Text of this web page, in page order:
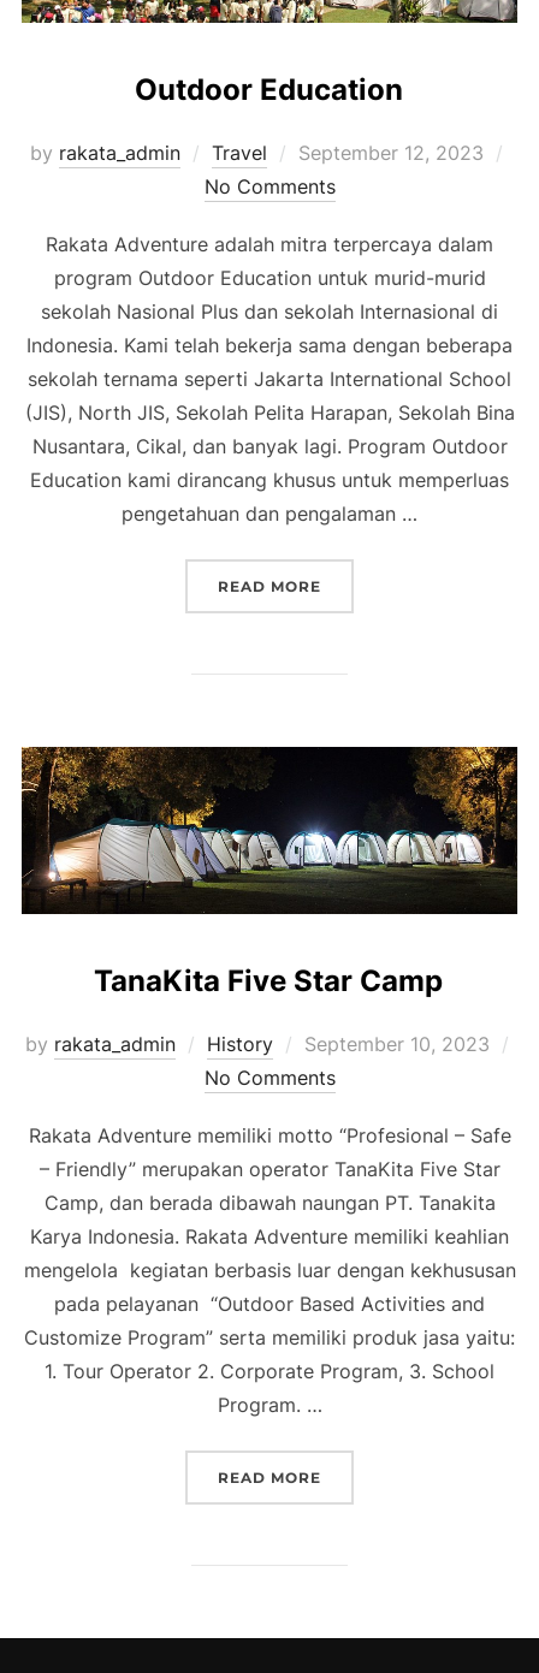
Outdoor Education
by rakata_admin Travel
Posted
on
September 12, 2023
No Comments
Rakata Adventure adalah mitra terpercaya dalam
program Outdoor Education untuk murid-murid
sekolah Nasional Plus dan sekolah Internasional di
Indonesia. Kami telah bekerja sama dengan beberapa
sekolah ternama seperti Jakarta International School
(JIS), North JIS, Sekolah Pelita Harapan, Sekolah Bina
Nusantara, Cikal, dan banyak lagi. Program Outdoor
Education kami dirancang khusus untuk memperluas
pengetahuan dan pengalaman …
READ MORE
TanaKita Five Star Camp
by rakata_admin History
Posted
on
September 10, 2023
No Comments
Rakata Adventure memiliki motto “Profesional – Safe
– Friendly” merupakan operator TanaKita Five Star
Camp, dan berada dibawah naungan PT. Tanakita
Karya Indonesia. Rakata Adventure memiliki keahlian
mengelola kegiatan berbasis luar dengan kekhususan
pada pelayanan “Outdoor Based Activities and
Customize Program” serta memiliki produk jasa yaitu:
1. Tour Operator 2. Corporate Program, 3. School
Program. …
READ MORE